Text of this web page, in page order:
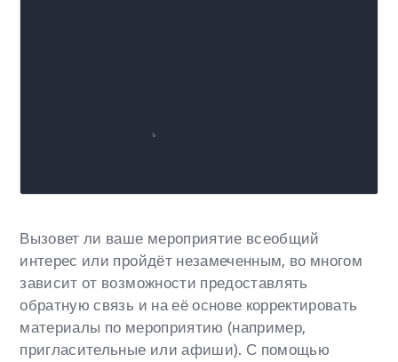
Вызовет ли ваше мероприятие всеобщий
интерес или пройдёт незамеченным, во многом
зависит от возможности предоставлять
обратную связь и на её основе корректировать
материалы по мероприятию (например,
пригласительные или афиши). С помощью